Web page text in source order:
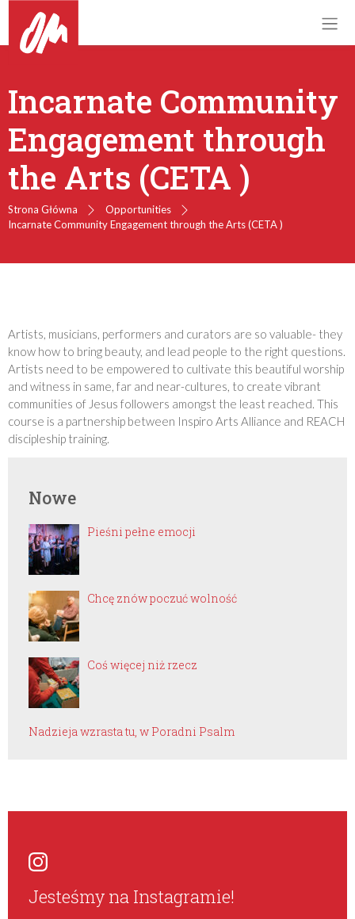
Incarnate Community
Engagement through
the Arts (CETA )
Strona Główna
Opportunities
Incarnate Community Engagement through the Arts (CETA )
Artists, musicians, performers and curators are so valuable- they
know how to bring beauty, and lead people to the right questions.
Artists need to be empowered to cultivate this beautiful worship
and witness in same, far and near-cultures, to create vibrant
communities of Jesus followers amongst the least reached. This
course is a partnership between Inspiro Arts Alliance and REACH
discipleship training.
Nowe
Pieśni pełne emocji
Chcę znów poczuć wolność
Coś więcej niż rzecz
Nadzieja wzrasta tu, w Poradni Psalm
Jesteśmy na Instagramie!